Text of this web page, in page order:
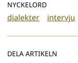
NYCKELORD
dialekter intervju
DELA ARTIKELN